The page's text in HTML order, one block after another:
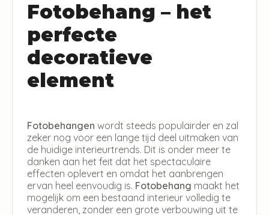
Fotobehang – het
perfecte
decoratieve
element
Fotobehangen wordt steeds populairder en zal
zeker nog voor een lange tijd deel uitmaken van
de huidige interieurtrends. Dit is onder meer te
danken aan het feit dat het spectaculaire
effecten oplevert en omdat het aanbrengen
ervan heel eenvoudig is. Fotobehang maakt het
mogelijk om een bestaand interieur volledig te
veranderen, zonder een grote verbouwing uit te